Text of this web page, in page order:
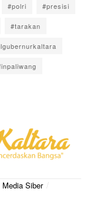
#polri #presisi
#tarakan
Siber